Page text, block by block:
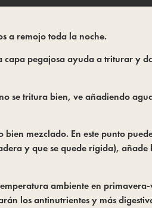
a remojo toda la noche.
pegajosa ayuda a triturar y
se tritura bien, ve añadiendo
mezclado. En este punto
y que se quede rígida),
ambiente en
los antinutrientes y más